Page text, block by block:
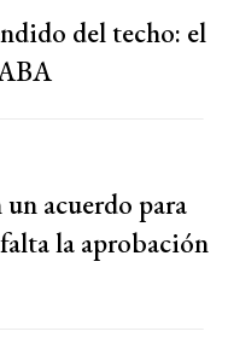
del techo: el
acuerdo para
la aprobación